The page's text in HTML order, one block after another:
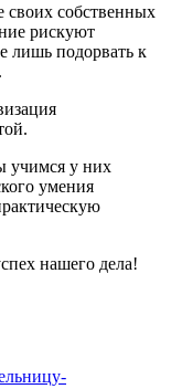
своих собственных
рискуют
лишь подорвать к
учимся у них
умения
нашего дела!